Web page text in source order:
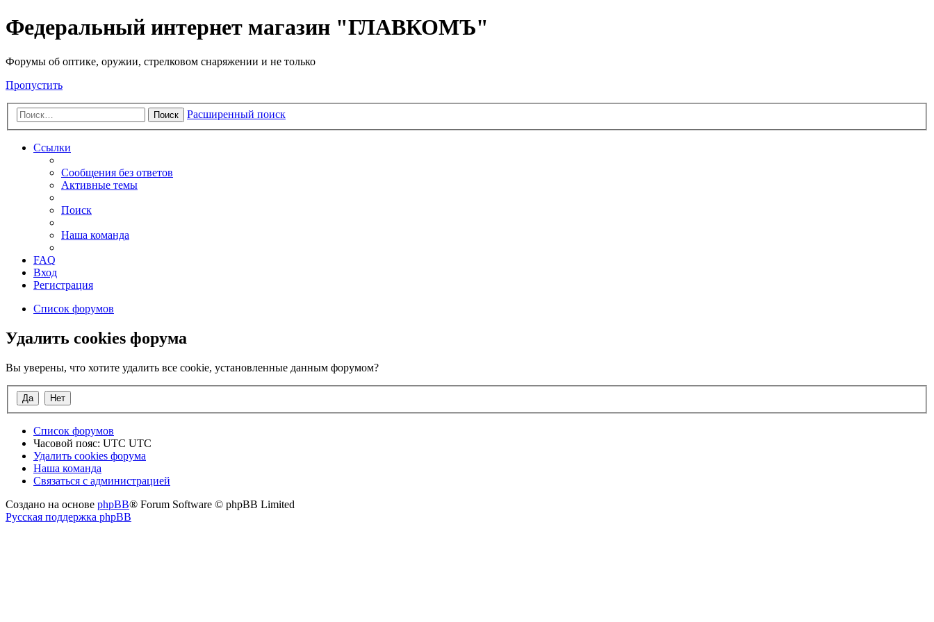
Федеральный интернет магазин "ГЛАВКОМЪ"
Форумы об оптике, оружии, стрелковом снаряжении и не только
Пропустить
Поиск Расширенный поиск
Ссылки
Сообщения без ответов
Активные темы
Поиск
Наша команда
FAQ
Вход
Регистрация
Список форумов
Удалить cookies форума
Вы уверены, что хотите удалить все cookie, установленные данным форумом?
Список форумов
Часовой пояс: UTC UTC
Удалить cookies форума
Наша команда
Связаться с администрацией
Создано на основе phpBB® Forum Software © phpBB Limited
Русская поддержка phpBB